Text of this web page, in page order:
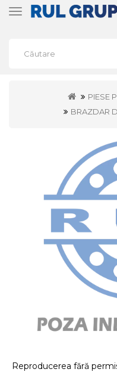
Toggle
PIESE
BRAZDAR
Reproducerea fără